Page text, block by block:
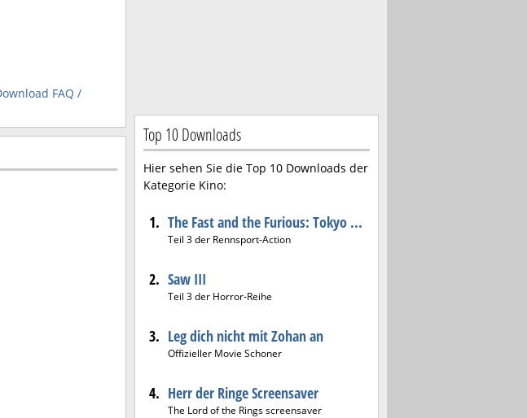
FAQ /
Top 10 Downloads
Hier sehen Sie die Top 10 Downloads der
Kategorie Kino:
1. The Fast and the Furious: Tokyo ...
Teil 3 der Rennsport-Action
2. Saw III
Teil 3 der Horror-Reihe
3. Leg dich nicht mit Zohan an
Offizieller Movie Schoner
4. Herr der Ringe Screensaver
The Lord of the Rings screensaver